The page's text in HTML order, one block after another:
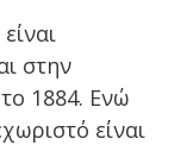
στην
1884. Ενώ
είναι